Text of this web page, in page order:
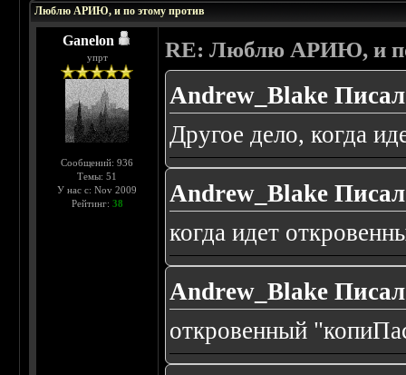
Люблю АРИЮ, и по этому против
Ganelon
упрт
Сообщений: 936
Темы: 51
У нас с: Nov 2009
Рейтинг: 38
RE: Люблю АРИЮ, и
Andrew_Blake
Другое дело, когда
Andrew_Blake
когда идет
Andrew_Blake
откровенный